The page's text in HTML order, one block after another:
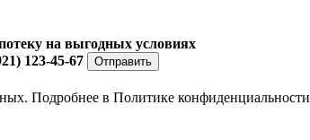
на выгодных условиях
123-45-67 Отправить
Подробнее в Политике конфиденциальности